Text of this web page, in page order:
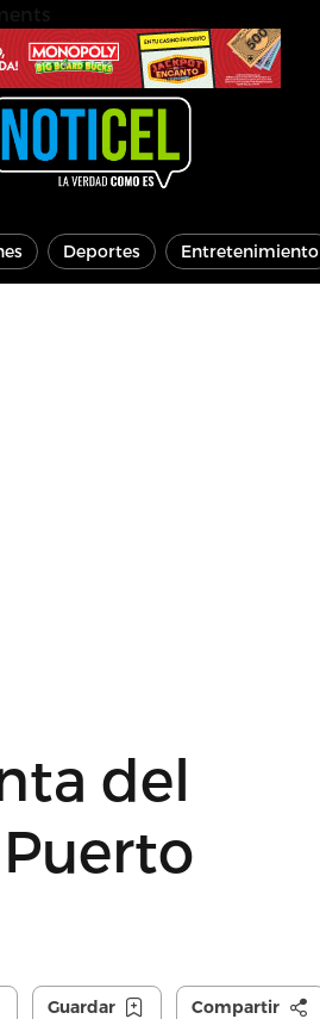
Deportes Entretenimiento
del
Guardar Compartir